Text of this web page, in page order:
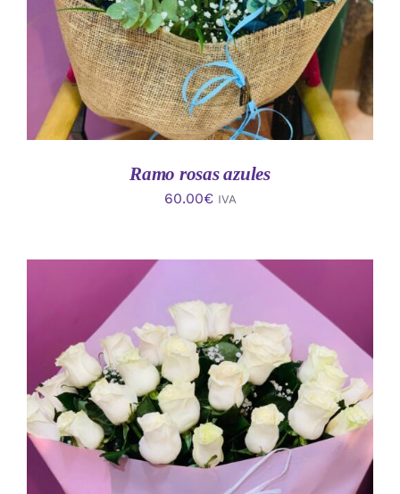
Ramo rosas azules
60.00€ IVA
AÑADIR AL CARRITO
/
DETALLES